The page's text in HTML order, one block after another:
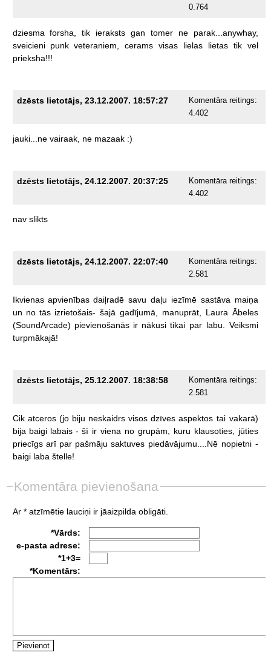
0.764
dziesma forsha, tik ieraksts gan tomer ne
parak...anywhay,
sveicieni punk veteraniem, cerams visas lielas lietas tik vel
prieksha!!!
dzēsts lietotājs, 23.12.2007. 18:57:27
Komentāra reitings:
4.402
jauki...ne vairaak, ne mazaak :)
dzēsts lietotājs, 24.12.2007. 20:37:25
Komentāra reitings:
4.402
nav slikts
dzēsts lietotājs, 24.12.2007. 22:07:40
Komentāra reitings:
2.581
Ikvienas apvienības daiļradē savu daļu iezīmē sastāva maiņa
un no tās izrietošais- šajā gadījumā, manuprāt, Laura Ābeles
(SoundArcade) pievienošanās ir nākusi tikai par labu.
Veiksmi
turpmākajā!
dzēsts lietotājs, 25.12.2007. 18:38:58
Komentāra reitings:
2.581
Cik atceros (jo biju neskaidrs visos dzīves aspektos tai vakarā)
bija baigi labais - šī ir viena no grupām, kuru klausoties,
jūties
priecīgs arī par pašmāju saktuves piedāvājumu....Nē nopietni -
baigi laba štelle!
Komentāra pievienošana
Ar * atzīmētie lauciņi ir jāaizpilda obligāti.
*Vārds:
e-pasta adrese:
*1+3=
*Komentārs: